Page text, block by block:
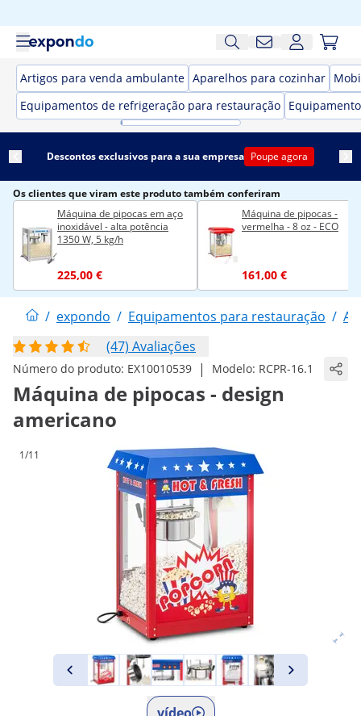
Artigos para venda ambulante Aparelhos para cozinhar
Equipamentos de refrigeração para restauração
Descontos exclusivos para a sua empresa Poupe agora
Os clientes que viram este produto também conferiram
Máquina de pipocas em aço
inoxidável - alta potência
1350 W, 5 kg/h
225,00 €
Máquina de pipocas -
vermelha - 8 oz - ECO
161,00 €
/ expondo / Equipamentos para restauração /
(47) Avaliações
Número do produto: EX10010539 | Modelo: RCPR-16.1
Máquina de pipocas - design
americano
1/11